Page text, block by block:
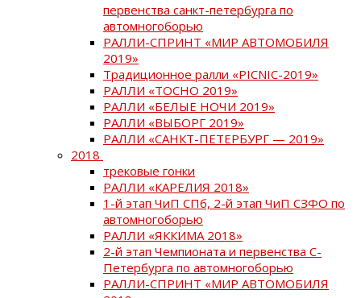
первенства санкт-петербурга по
автомногоборью
РАЛЛИ-СПРИНТ «МИР АВТОМОБИЛЯ
2019»
Традиционное ралли «PICNIC-2019»
РАЛЛИ «ТОСНО 2019»
РАЛЛИ «БЕЛЫЕ НОЧИ 2019»
РАЛЛИ «ВЫБОРГ 2019»
РАЛЛИ «САНКТ-ПЕТЕРБУРГ — 2019»
2018
трековые гонки
РАЛЛИ «КАРЕЛИЯ 2018»
1-й этап ЧиП СПб, 2-й этап ЧиП СЗФО по
автомногоборью
РАЛЛИ «ЯККИМА 2018»
2-й этап Чемпионата и первенства С-
Петербурга по автомногоборью
РАЛЛИ-СПРИНТ «МИР АВТОМОБИЛЯ